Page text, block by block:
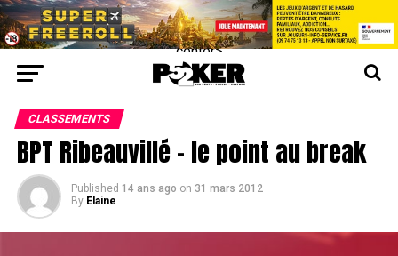
center>
CLASSEMENTS
BPT Ribeauvillé – le point au break
Published 14 ans ago on 31 mars 2012
By Elaine